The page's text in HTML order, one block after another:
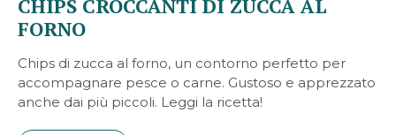
CHIPS CROCCANTI DI ZUCCA AL
FORNO
Chips di zucca al forno, un contorno perfetto per
accompagnare pesce o carne. Gustoso e apprezzato
anche dai più piccoli. Leggi la ricetta!